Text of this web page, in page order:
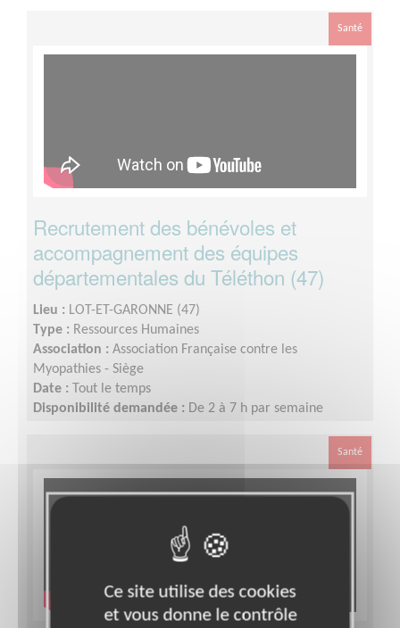
Santé
Recrutement des bénévoles et
accompagnement des équipes
départementales du Téléthon (47)
Lieu : LOT-ET-GARONNE (47)
Type : Ressources Humaines
Association : Association Française contre les
Myopathies - Siège
Date :
Tout le temps
Disponibilité demandée : De 2 à 7 h par semaine
Santé
Ce site utilise des cookies
et vous donne le contrôle